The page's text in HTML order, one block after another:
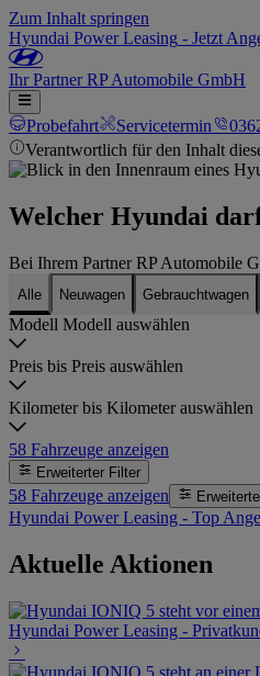
Zum Inhalt springen
Hyundai Power Leasing - Jetzt
IhrPartnerRP Automobile GmbH
Probefahrt Servicetermin
Verantwortlich für den Inhalt
Welcher Hyundai darf
Bei Ihrem Partner RP Automobile
Alle Neuwagen Gebrauchtwagen
Modell Modell auswählen
Preis bis Preis auswählen
Kilometer bis Kilometer auswählen
58 Fahrzeuge anzeigen
Erweiterter Filter
58 Fahrzeuge anzeigen
Hyundai Power Leasing - Top
Aktuelle Aktionen
Hyundai Power Leasing -